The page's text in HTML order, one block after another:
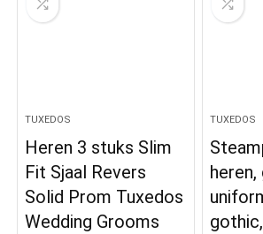
TUXEDOS
Heren 3 stuks Slim
Fit Sjaal Revers
Solid Prom Tuxedos
Wedding Grooms
TUXEDOS